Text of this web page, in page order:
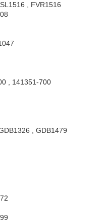
, FVR1516
, 141351-700
, GDB1479